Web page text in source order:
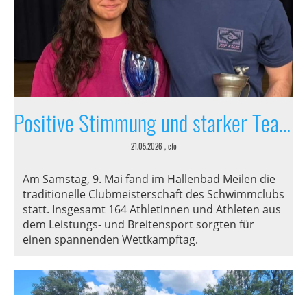
Positive Stimmung und starker Teamgeist
21.05.2026 , cfo
Am Samstag, 9. Mai fand im Hallenbad Meilen die
traditionelle Clubmeisterschaft des Schwimmclubs
statt. Insgesamt 164 Athletinnen und Athleten aus
dem Leistungs- und Breitensport sorgten für
einen spannenden Wettkampftag.